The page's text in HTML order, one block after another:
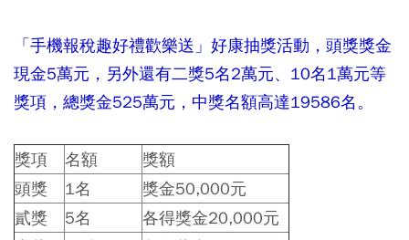
「手機報稅趣好禮歡樂送」好康抽獎活動，頭獎獎金
現金5萬元，另外還有二獎5名2萬元、10名1萬元等
獎項，總獎金525萬元，中獎名額高達19586名。
獎項 名額
獎額
頭獎
1名
獎金50,000元
貳獎
5名
各得獎金20,000元